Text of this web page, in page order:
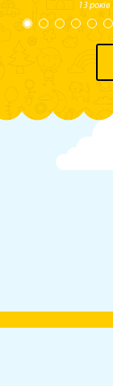
13 років